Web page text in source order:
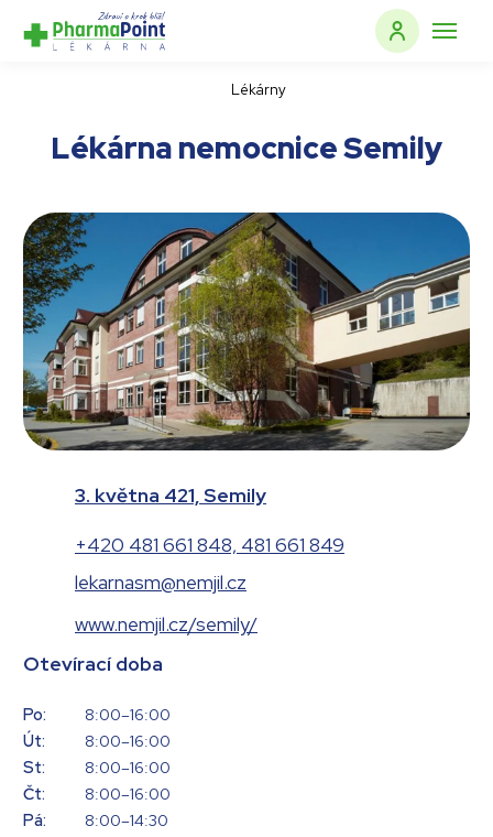
Lékárny
Lékárna nemocnice Semily
3. května 421, Semily
+420 481 661 848, 481 661 849
lekarnasm@nemjil.cz
www.nemjil.cz/semily/
Otevírací doba
Po:
8:00–16:00
Út:
8:00–16:00
St:
8:00–16:00
Čt:
8:00–16:00
Pá:
8:00–14:30